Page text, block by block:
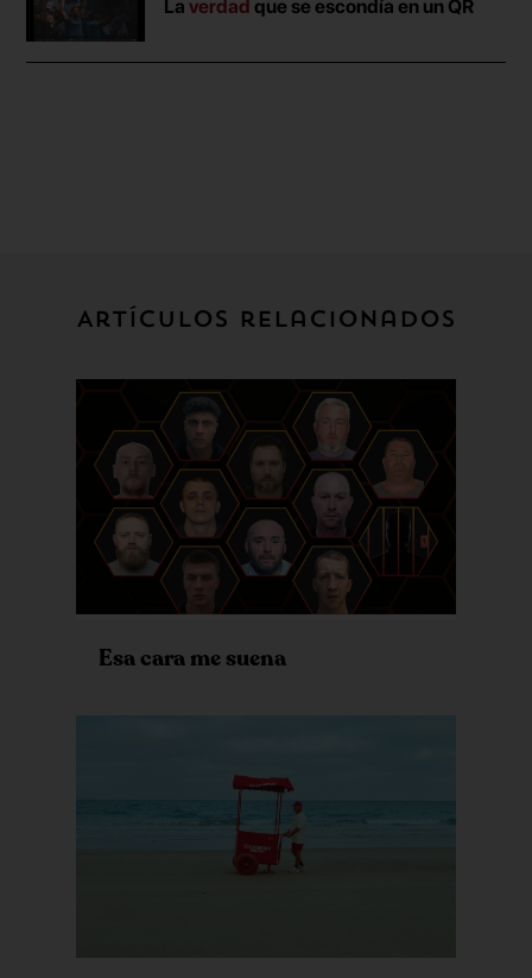
Laverdad que se escondía en un QR
Artículos relacionados
Esa cara me suena